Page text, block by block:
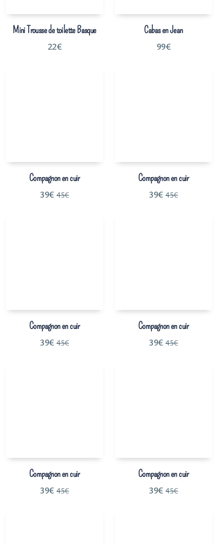
Mini Trousse de toilette Basque
22€
Cabas en Jean
99€
Compagnon en cuir
39€ 45€
Compagnon en cuir
39€ 45€
Compagnon en cuir
39€ 45€
Compagnon en cuir
39€ 45€
Compagnon en cuir
39€ 45€
Compagnon en cuir
39€ 45€